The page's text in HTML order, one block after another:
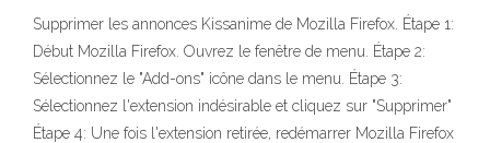
Supprimer les annonces Kissanime de Mozilla Firefox. Étape 1:
Début Mozilla Firefox. Ouvrez le fenêtre de menu. Étape 2:
Sélectionnez le "Add-ons" icône dans le menu. Étape 3:
Sélectionnez l'extension indésirable et cliquez sur "Supprimer"
Étape 4: Une fois l'extension retirée, redémarrer Mozilla Firefox